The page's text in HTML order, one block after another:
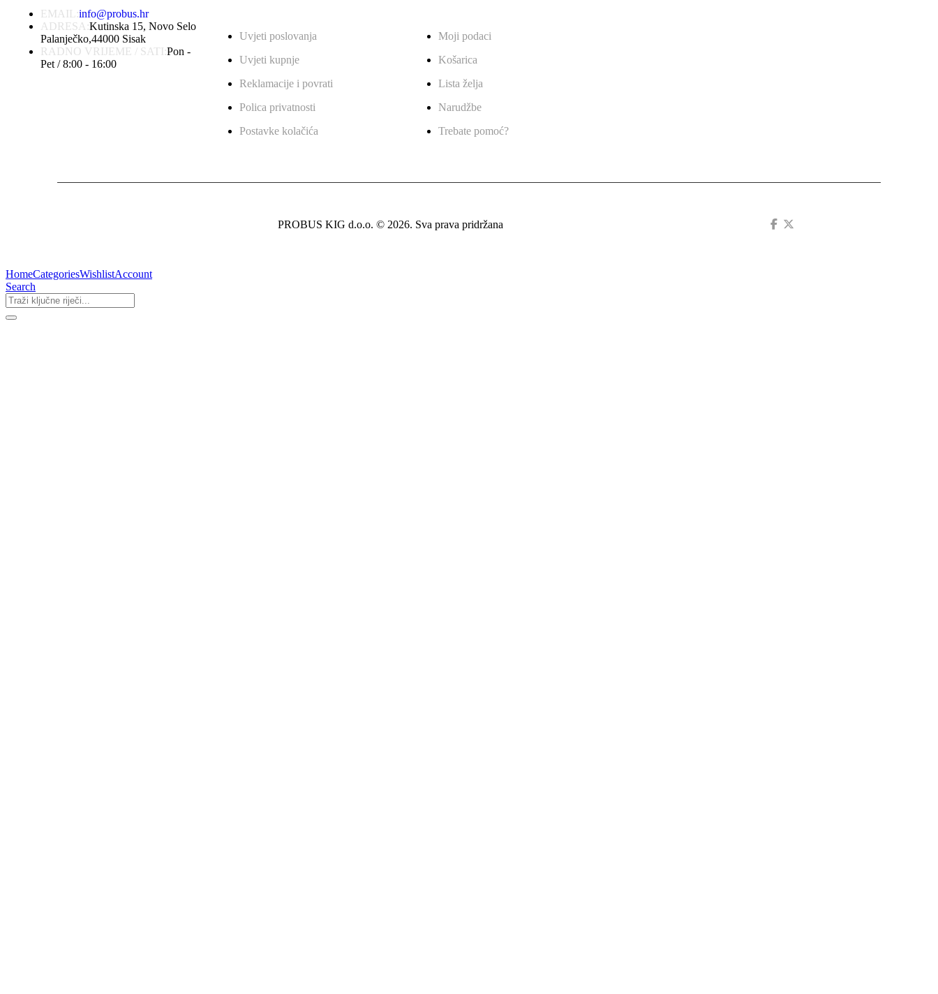
EMAIL:info@probus.hr
ADRESA:Kutinska 15, Novo Selo
Palanječko,44000 Sisak
RADNO VRIJEME / SATI:Pon -
Pet / 8:00 - 16:00
Uvjeti poslovanja
Uvjeti kupnje
Reklamacije i povrati
Polica privatnosti
Postavke kolačića
Moji podaci
Košarica
Lista želja
Narudžbe
Trebate pomoć?
PROBUS KIG d.o.o. © 2026. Sva prava pridržana
HomeCategoriesWishlistAccount
Search